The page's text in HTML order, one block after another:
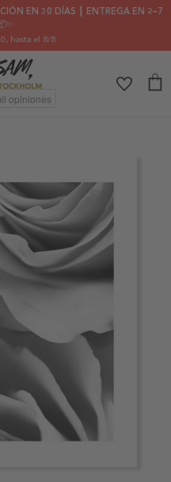
EN 30 DÍAS ┃ ENTREGA EN 2–7
, hasta el 8/8